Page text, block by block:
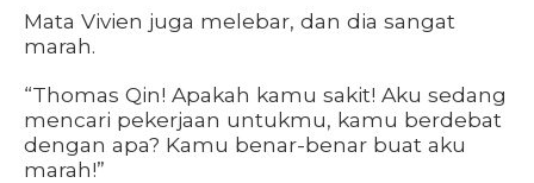
Mata Vivien juga melebar, dan dia sangat
marah.
“Thomas Qin! Apakah kamu sakit! Aku sedang
mencari pekerjaan untukmu, kamu berdebat
dengan apa? Kamu benar-benar buat aku
marah!”